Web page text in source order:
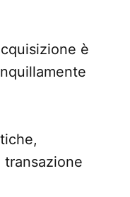
è